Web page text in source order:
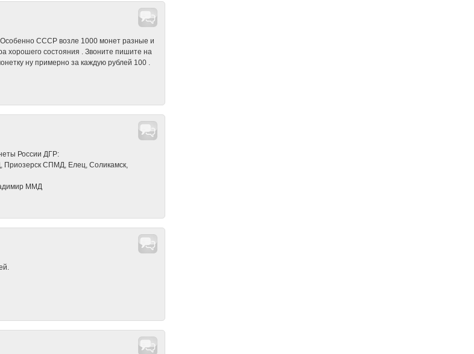
СССР возле 1000 монет разные и
хорошего состояния . Звоните пишите на
ну примерно за каждую рублей 100 .
России ДГР:
СПМД, Елец, Соликамск,
ММД